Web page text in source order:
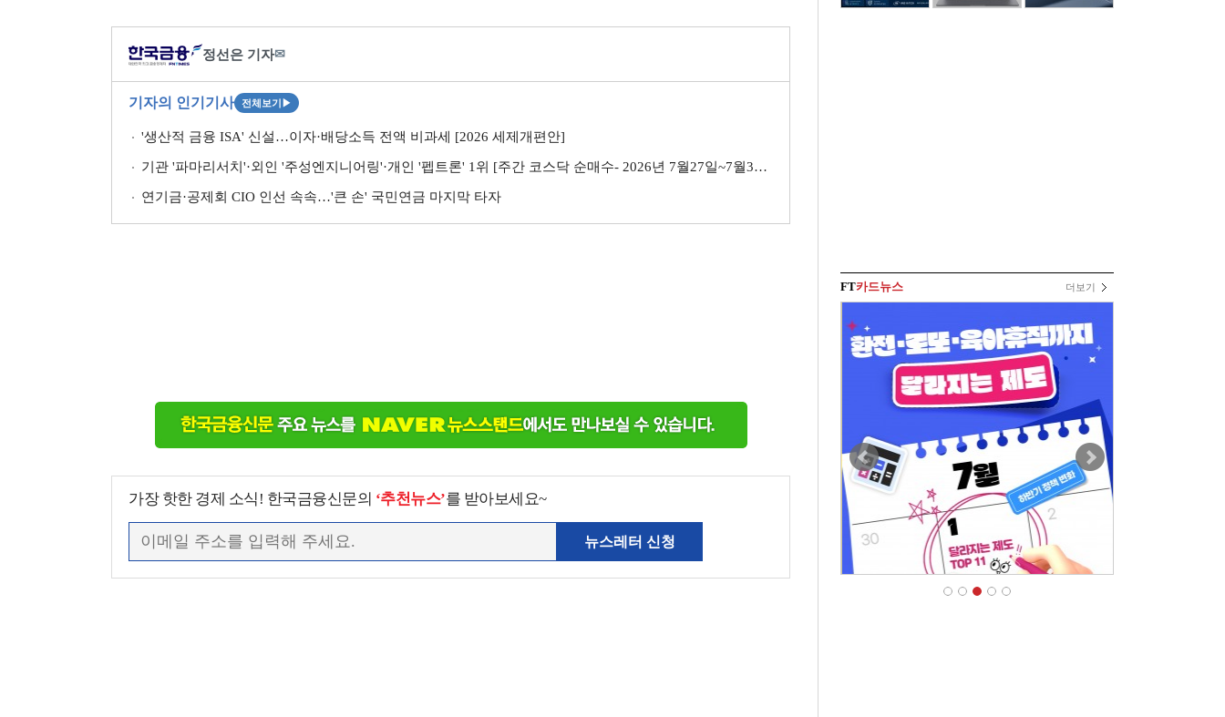
정선은 기자✉
기자의 인기기사 전체보기 ▶
'생산적 금융 ISA' 신설…이자·배당소득 전액 비과세 [2026 세제개편안]
기관 '파마리서치'·외인 '주성엔지니어링'·개인 '펩트론' 1위 [주간 코스닥 순매수- 2026년 7월27일~7월31일]
연기금·공제회 CIO 인선 속속…'큰 손' 국민연금 마지막 타자
가장 핫한 경제 소식! 한국금융신문의 ‘추천뉴스’를 받아보세요~
뉴스레터 신청
FT카드뉴스 더보기